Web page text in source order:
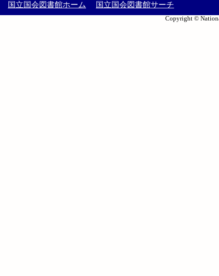
国立国会図書館ホーム 国立国会図書館サーチ
Copyright ©